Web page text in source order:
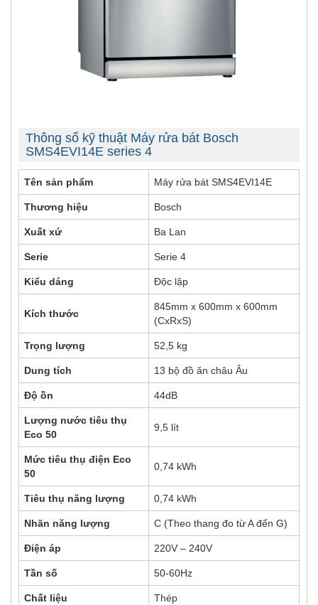
Thông số kỹ thuật Máy rửa bát Bosch
SMS4EVI14E series 4
Tên sản phẩm Máy rửa bát SMS4EVI14E
Thương hiệu Bosch
Xuất xứ Ba Lan
Serie Serie 4
Kiểu dáng Độc lập
Kích thước
845mm x 600mm x 600mm
(CxRxS)
Trọng lượng 52,5 kg
Dung tích 13 bộ đồ ăn châu Âu
Độ ồn 44dB
Lượng nước tiêu thụ
Eco 50
9,5 lít
Mức tiêu thụ điện Eco
50
0,74 kWh
Tiêu thụ năng lượng 0,74 kWh
Nhãn năng lượng C (Theo thang đo từ A đến G)
Điện áp 220V – 240V
Tần số 50-60Hz
Chất liệu Thép